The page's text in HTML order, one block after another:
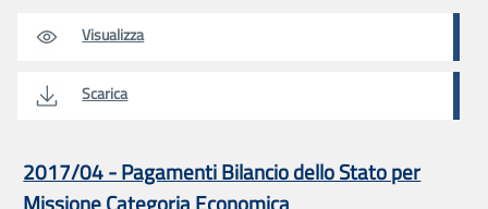
Visualizza
Scarica
2017/04 - Pagamenti Bilancio dello Stato per